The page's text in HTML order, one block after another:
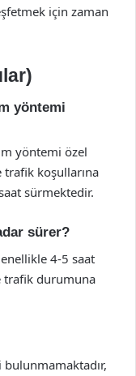
için zaman
yöntemi
yöntemi özel
trafik koşullarına
sürmektedir.
sürer?
4-5 saat
trafik durumuna